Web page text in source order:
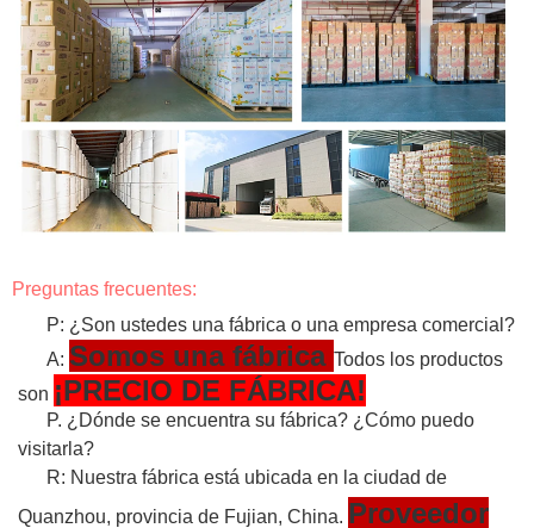
Preguntas frecuentes:
P: ¿Son ustedes una fábrica o una empresa comercial?
A: Somos una fábrica Todos los productos
son ¡PRECIO DE FÁBRICA!
P. ¿Dónde se encuentra su fábrica? ¿Cómo puedo
visitarla?
R: Nuestra fábrica está ubicada en la ciudad de
Quanzhou, provincia de Fujian, China. Proveedor